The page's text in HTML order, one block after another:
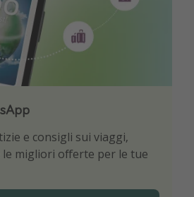
e consigli sui viaggi,
le migliori offerte per le tue
App
le migliori offerte di